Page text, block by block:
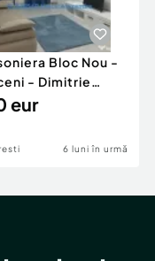
Bloc Nou -
- Dimitrie
eur
6 luni în urmă